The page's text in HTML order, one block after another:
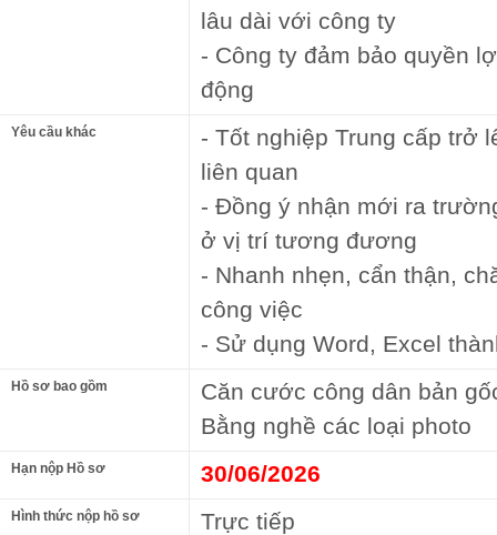
lâu dài với công ty
- Công ty đảm bảo quyền
động
Yêu cầu khác
- Tốt nghiệp Trung cấp trở
liên quan
- Đồng ý nhận mới ra
ở vị trí tương đương
- Nhanh nhẹn, cẩn thận,
công việc
- Sử dụng Word, Excel
Hồ sơ bao gồm
Căn cước công dân bản
Bằng nghề các loại photo
Hạn nộp Hồ sơ 30/06/2026
Hình thức nộp hồ sơ Trực tiếp